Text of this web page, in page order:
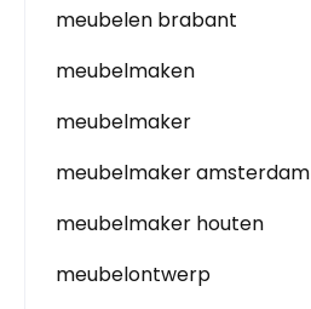
meubelen brabant
meubelmaken
meubelmaker
meubelmaker amsterdam
meubelmaker houten
meubelontwerp